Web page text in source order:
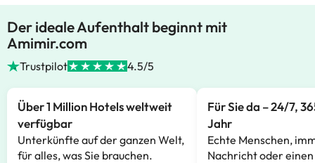
Der ideale Aufenthalt beginnt mit
Amimir.com
Trustpilot 4.5/5
Über 1 Million Hotels weltweit
verfügbar
Unterkünfte auf der ganzen Welt,
für alles, was Sie brauchen.
Für Sie da – 24/7,
Jahr
Echte Menschen,
Nachricht oder